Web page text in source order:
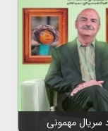
سریال مهمونی